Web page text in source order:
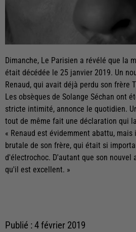
Dimanche, Le Parisien a révélé que la
était décédée le 25 janvier 2019. Un
Renaud, qui avait déjà perdu son frère
Les obsèques de Solange Séchan ont
stricte intimité, annonce le quotidien.
tout de même fait une déclaration qui
« Renaud est évidemment abattu,
brutale de son frère, qui était si
d'électrochoc. D'autant que son nouvel
qu'il est excellent. »
Publié : 4 février 2019